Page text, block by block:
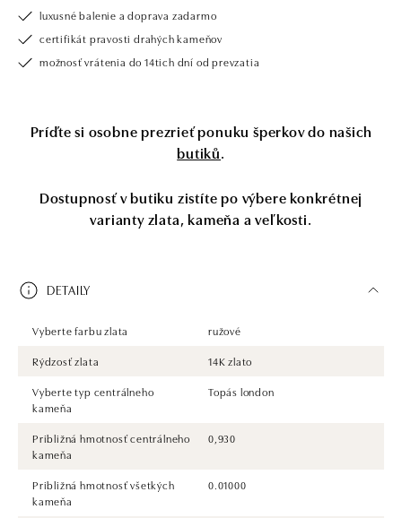
luxusné balenie a doprava zadarmo
certifikát pravosti drahých kameňov
možnosť vrátenia do 14tich dní od prevzatia
Príďte si osobne prezrieť ponuku šperkov do našich
butiků.
Dostupnosť v butiku zistíte po výbere konkrétnej
varianty zlata, kameňa a veľkosti.
DETAILY
Vyberte farbu zlata
ružové
Rýdzosť zlata
14K zlato
Vyberte typ centrálneho
kameňa
Topás london
Približná hmotnosť centrálneho
kameňa
0,930
Približná hmotnosť všetkých
kameňa
0.01000